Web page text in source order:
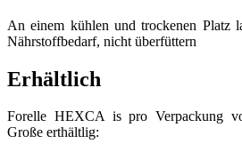
An einem kühlen und trockenen Platz
Nährstoffbedarf, nicht überfüttern
Erhältlich
Forelle HEXCA is pro Verpackung
Große erthältlig: